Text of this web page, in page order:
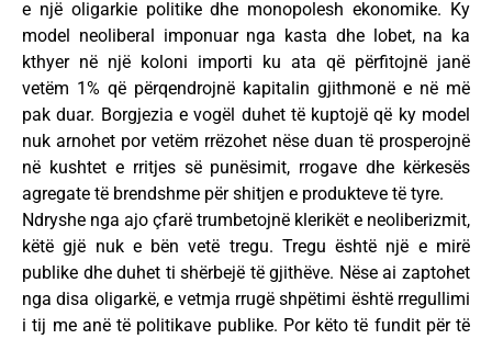
e një oligarkie politike dhe monopolesh ekonomike. Ky
model neoliberal imponuar nga kasta dhe lobet, na ka
kthyer në një koloni importi ku ata që përfitojnë janë
vetëm 1% që përqendrojnë kapitalin gjithmonë e në më
pak duar. Borgjezia e vogël duhet të kuptojë që ky model
nuk arnohet por vetëm rrëzohet nëse duan të prosperojnë
në kushtet e rritjes së punësimit, rrogave dhe kërkesës
agregate të brendshme për shitjen e produkteve të tyre.
Ndryshe nga ajo çfarë trumbetojnë klerikët e neoliberizmit,
këtë gjë nuk e bën vetë tregu. Tregu është një e mirë
publike dhe duhet ti shërbejë të gjithëve. Nëse ai zaptohet
nga disa oligarkë, e vetmja rrugë shpëtimi është rregullimi
i tij me anë të politikave publike. Por këto të fundit për të